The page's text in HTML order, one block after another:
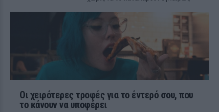
Οι χειρότερες τροφές για το έντερό σου, που
το κάνουν να υποφέρει